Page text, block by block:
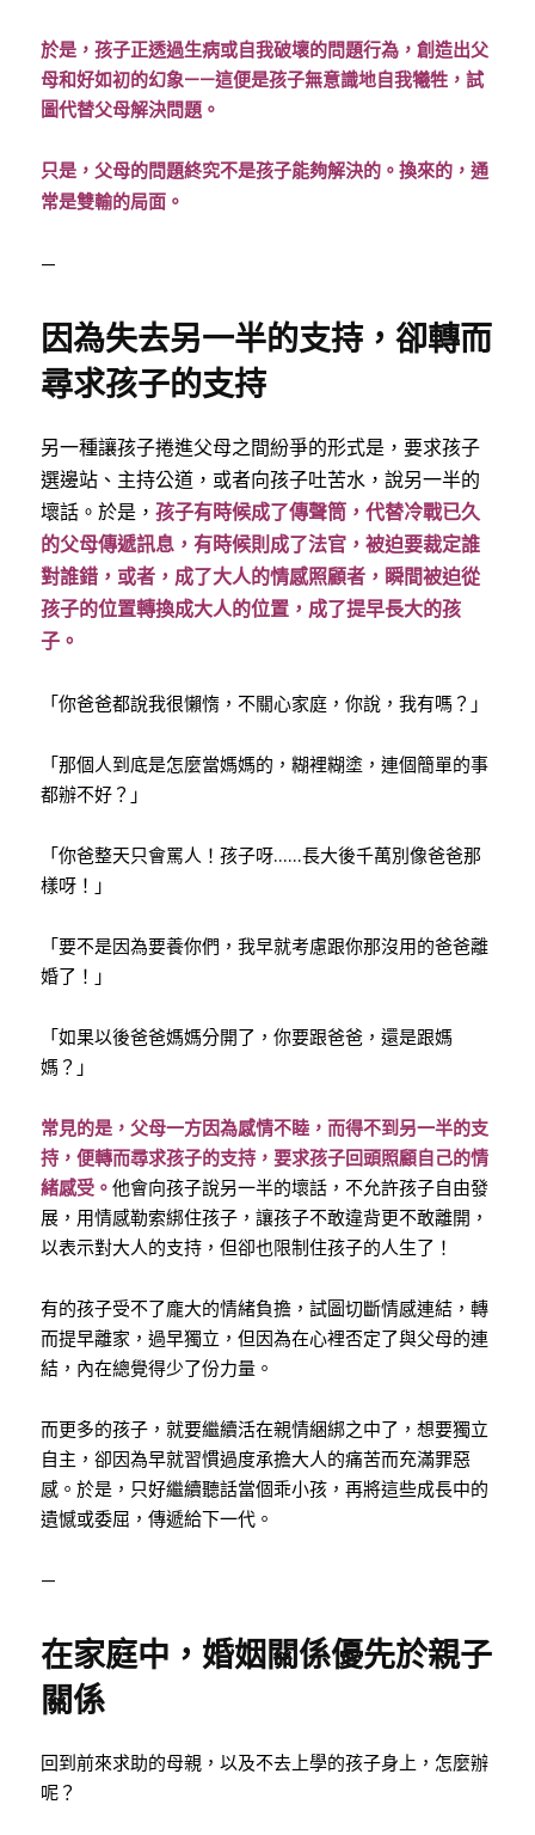
於是，孩子正透過生病或自我破壞的問題行為，創造出父
母和好如初的幻象——這便是孩子無意識地自我犧牲，試
圖代替父母解決問題。
只是，父母的問題終究不是孩子能夠解決的。換來的，通
常是雙輸的局面。
—
因為失去另一半的支持，卻轉而
尋求孩子的支持
另一種讓孩子捲進父母之間紛爭的形式是，要求孩子
選邊站、主持公道，或者向孩子吐苦水，說另一半的
壞話。於是， 孩子有時候成了傳聲筒，代替冷戰已久
的父母傳遞訊息，有時候則成了法官，被迫要裁定誰
對誰錯，或者，成了大人的情感照顧者，瞬間被迫從
孩子的位置轉換成大人的位置，成了提早長大的孩
子。
「你爸爸都說我很懶惰，不關心家庭，你說，我有嗎？」
「那個人到底是怎麼當媽媽的，糊裡糊塗，連個簡單的事
都辦不好？」
「你爸整天只會罵人！孩子呀……長大後千萬別像爸爸那
樣呀！」
「要不是因為要養你們，我早就考慮跟你那沒用的爸爸離
婚了！」
「如果以後爸爸媽媽分開了，你要跟爸爸，還是跟媽
媽？」
常見的是，父母一方因為感情不睦，而得不到另一半的支
持，便轉而尋求孩子的支持，要求孩子回頭照顧自己的情
緒感受。 他會向孩子說另一半的壞話，不允許孩子自由發
展，用情感勒索綁住孩子，讓孩子不敢違背更不敢離開，
以表示對大人的支持，但卻也限制住孩子的人生了！
有的孩子受不了龐大的情緒負擔，試圖切斷情感連結，轉
而提早離家，過早獨立，但因為在心裡否定了與父母的連
結，內在總覺得少了份力量。
而更多的孩子，就要繼續活在親情綑綁之中了，想要獨立
自主，卻因為早就習慣過度承擔大人的痛苦而充滿罪惡
感。於是，只好繼續聽話當個乖小孩，再將這些成長中的
遺憾或委屈，傳遞給下一代。
—
在家庭中，婚姻關係優先於親子
關係
回到前來求助的母親，以及不去上學的孩子身上，怎麼辦
呢？